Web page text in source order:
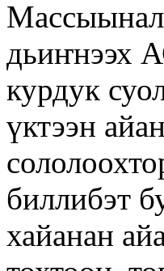
дьиҥнээх
курдук
үктээн
биллибэт
хайанан